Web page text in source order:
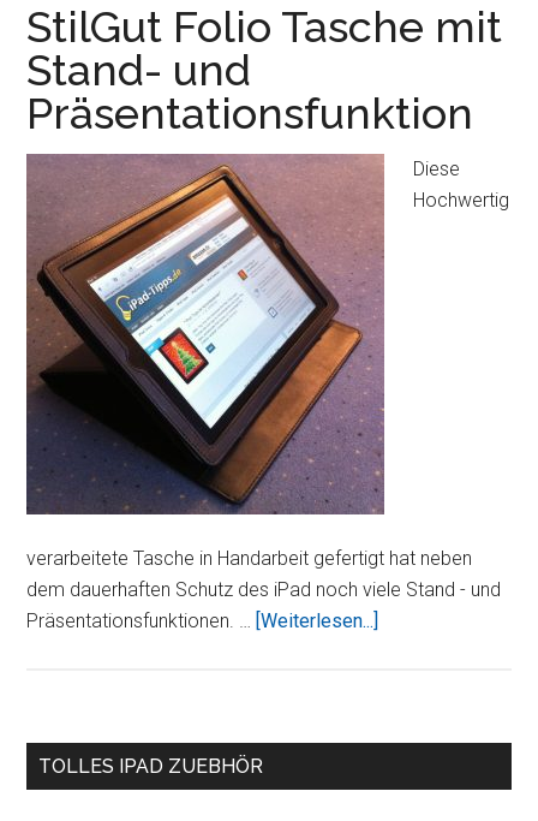
StilGut Folio Tasche mit
Stand- und
Präsentationsfunktion
Diese
Hochwertig
verarbeitete Tasche in Handarbeit gefertigt hat neben
dem dauerhaften Schutz des iPad noch viele Stand - und
Präsentationsfunktionen. … [Weiterlesen...]
Stand-
Seitenspalte
TOLLES IPAD ZUEBHÖR